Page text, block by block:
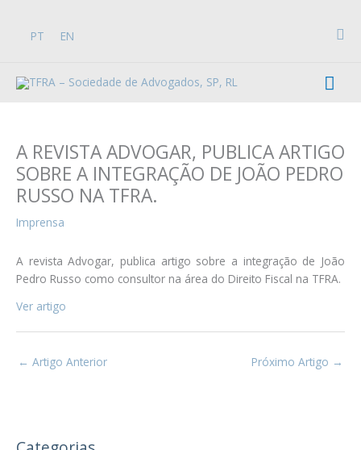
contentPT EN
A REVISTA ADVOGAR, PUBLICA ARTIGO
SOBRE A INTEGRAÇÃO DE JOÃO PEDRO
RUSSO NA TFRA.
Imprensa
A revista Advogar, publica artigo sobre a integração de João
Pedro Russo como consultor na área do Direito Fiscal na TFRA.
Ver artigo
← Artigo Anterior Próximo Artigo →